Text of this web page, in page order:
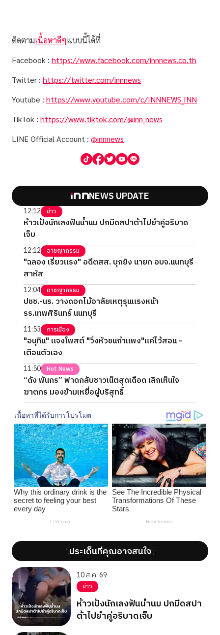
ติดตามเนื้อหาดีๆแบบนี้ได้ที่
Facebook : https://www.facebook.com/innnews.co.th
Twitter : https://twitter.com/innnews
Youtube : https://www.youtube.com/c/INNNEWS_INN
TikTok : https://www.tiktok.com/@inn_news
LINE Official Account : @innnews
NEWS UPDATE
12:12 ข่าว
ห้าวเป้งนักเลงฟันน้ำนม ปกมีดสปาต้าไปยำคู่อริบาด
เจ็บ
12:12 อาชญากรรม
"ฉลอง เรี่ยวแรง" อดีตสส. บุกยิง นายก อบจ.นนทบุรี
สาหัส
12:04 อาชญากรรม
ปชช.-นร. วางดอกไม้อาลัยเหตุรุนแรงหน้า
รร.เทพศิรินทร์ นนทบุรี
11:53 การเมือง
"อนุทิน" แจงโพสต์ "วิ่งหัวชนกำแพง"แค่ไว้สอน -
เตือนตัวเอง
11:50 Hot News
“ดัง พันกร” ฟาดกลับชาวเน็ตสุดเดือด เลิกเห็นใจ
ฆาตกร มองข้ามเหยื่อผู้บริสุทธิ์
';ประเด็นที่คุณอาจสนใจ';
10 ส.ค. 69
ข่าว
ห้าวเป้งนักเลงฟันน้ำนม ปกมีดสปา
ต้าไปยำคู่อริบาดเจ็บ